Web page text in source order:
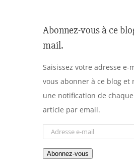
Abonnez-vous à ce
mail.
Saisissez votre adresse e-
vous abonner à ce blog et
une notification de
article par email.
Adresse
mail
Abonnez-vous